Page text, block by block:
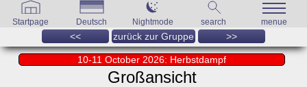
Startpage Deutsch Nightmode search menue
<< zurück zur Gruppe >>
10-11 October 2026: Herbstdampf
Großansicht